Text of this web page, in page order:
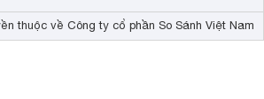
thuộc về Công ty cổ phần So Sánh Việt Nam